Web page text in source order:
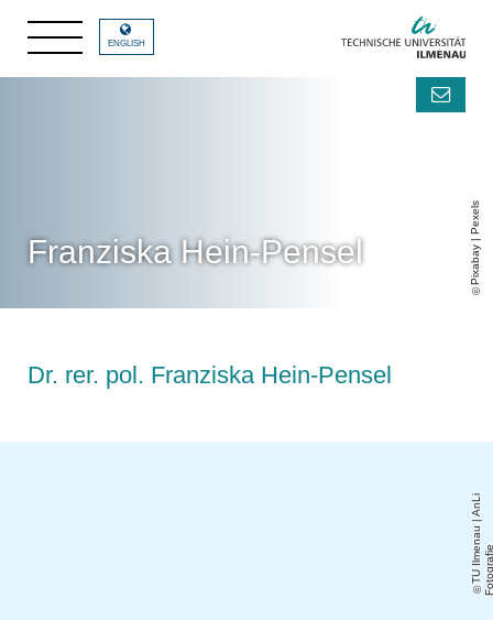
Pixabay | Pexels
ENGLISH
Franziska Hein-Pensel
Dr. rer. pol. Franziska Hein-Pensel
T
U
Il
m
n
a
u
|
A
n
Li
F
o
t
o
g
r
a
fi